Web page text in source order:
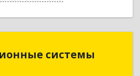
системы
край, Геленджик г,